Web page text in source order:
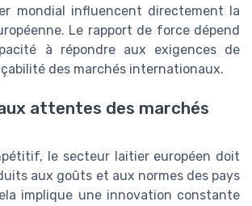
mondial influencent directement la
Le rapport de force dépend
à répondre aux exigences de
des marchés internationaux.
attentes des marchés
le secteur laitier européen doit
aux goûts et aux normes des pays
implique une innovation constante